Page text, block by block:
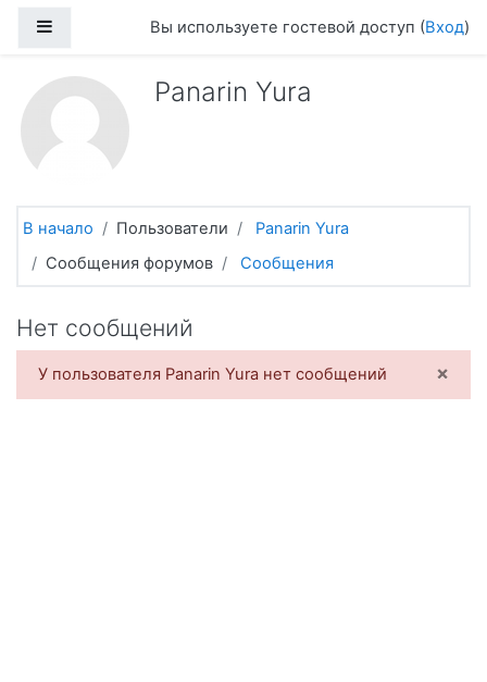
Боковая панельВы используете гостевой доступ (Вход)
Panarin Yura
В начало Пользователи
Panarin Yura
Сообщения форумов
Сообщения
Нет сообщений
×
У пользователя Panarin Yura нет сообщений